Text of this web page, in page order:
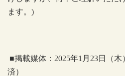
ます。 )
■掲載媒体： 2025年1 月 23日（木
済）